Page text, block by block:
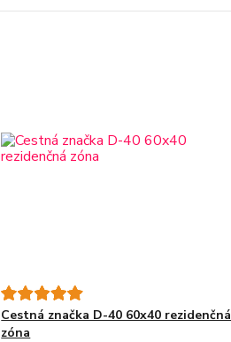
Cestná značka D-40 60x40 rezidenčná
zóna